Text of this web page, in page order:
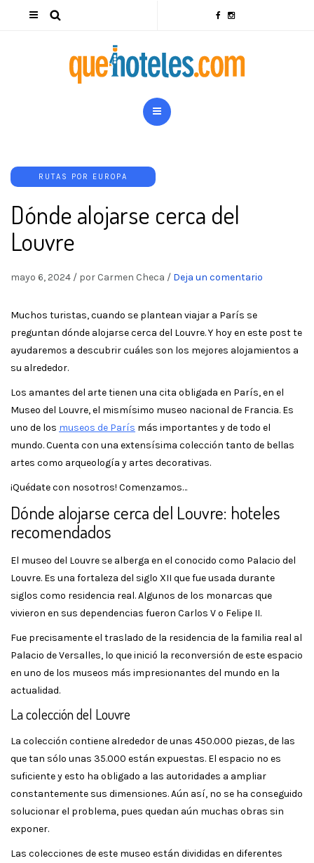
RUTAS POR EUROPA
Dónde alojarse cerca del
Louvre
mayo 6, 2024 / por Carmen Checa / Deja un comentario
Muchos turistas, cuando se plantean viajar a París se
preguntan dónde alojarse cerca del Louvre. Y hoy en este post te
ayudaremos a descubrir cuáles son los mejores alojamientos a
su alrededor.
Los amantes del arte tienen una cita obligada en París, en el
Museo del Louvre, el mismísimo museo nacional de Francia. Es
uno de los museos de París más importantes y de todo el
mundo. Cuenta con una extensísima colección tanto de bellas
artes como arqueología y artes decorativas.
¡Quédate con nosotros! Comenzamos…
Dónde alojarse cerca del Louvre: hoteles
recomendados
El museo del Louvre se alberga en el conocido como Palacio del
Louvre. Es una fortaleza del siglo XII que fue usada durante
siglos como residencia real. Algunos de los monarcas que
vivieron en sus dependencias fueron Carlos V o Felipe II.
Fue precisamente el traslado de la residencia de la familia real al
Palacio de Versalles, lo que inició la reconversión de este espacio
en uno de los museos más impresionantes del mundo en la
actualidad.
La colección del Louvre
La colección contiene alrededor de unas 450.000 piezas, de las
que tan sólo unas 35.000 están expuestas. El espacio no es
suficiente y esto ha obligado a las autoridades a ampliar
constantemente sus dimensiones. Aún así, no se ha conseguido
solucionar el problema, pues quedan aún muchas obras sin
exponer.
Las colecciones de este museo están divididas en diferentes